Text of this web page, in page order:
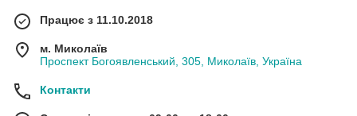
Працює з 11.10.2018
м. Миколаїв
Проспект Богоявленський, 305, Миколаїв, Україна
Контакти